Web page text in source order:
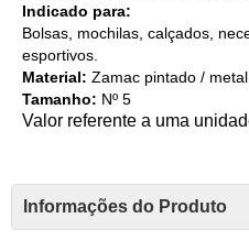
Indicado para:
Bolsas, mochilas, calçados,
esportivos.
Material: Zamac pintado /
Tamanho: Nº 5
Valor referente a uma
Informações do Produto